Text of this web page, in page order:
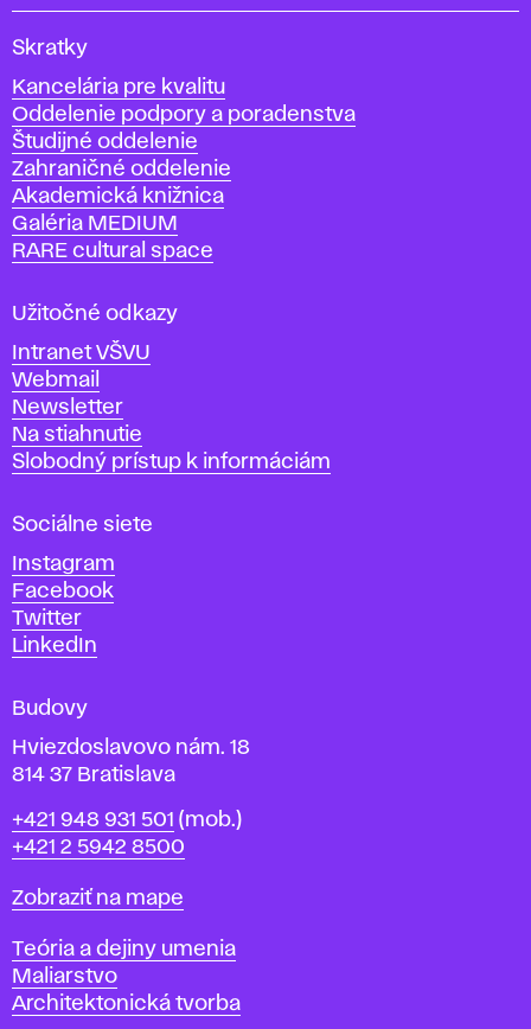
V
s
o
k
á
š
k
o
a
ý
t
v
a
r
ý
c
h
u
m
e
í
v
r
a
i
l
a
v
Skratky
Kancelária pre kvalitu
Oddelenie podpory a poradenstva
Študijné oddelenie
Zahraničné oddelenie
Akademická knižnica
Galéria MEDIUM
RARE cultural space
Užitočné odkazy
Intranet VŠVU
Webmail
Newsletter
Na stiahnutie
Slobodný prístup k informáciám
Sociálne siete
Instagram
Facebook
Twitter
LinkedIn
Budovy
Hviezdoslavovo nám. 18
814 37 Bratislava
Telefón
+421 948 931 501 (mob.)
+421 2 5942 8500
Mapa
Zobraziť na mape
Katedry
Teória a dejiny umenia
Maliarstvo
Architektonická tvorba